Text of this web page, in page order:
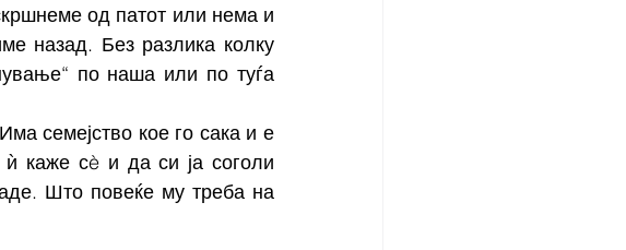
од патот или нема и
назад. Без разлика колку
по наша или по туѓа
семејство кое го сака и е
каже сè и да си ја соголи
Што повеќе му треба на